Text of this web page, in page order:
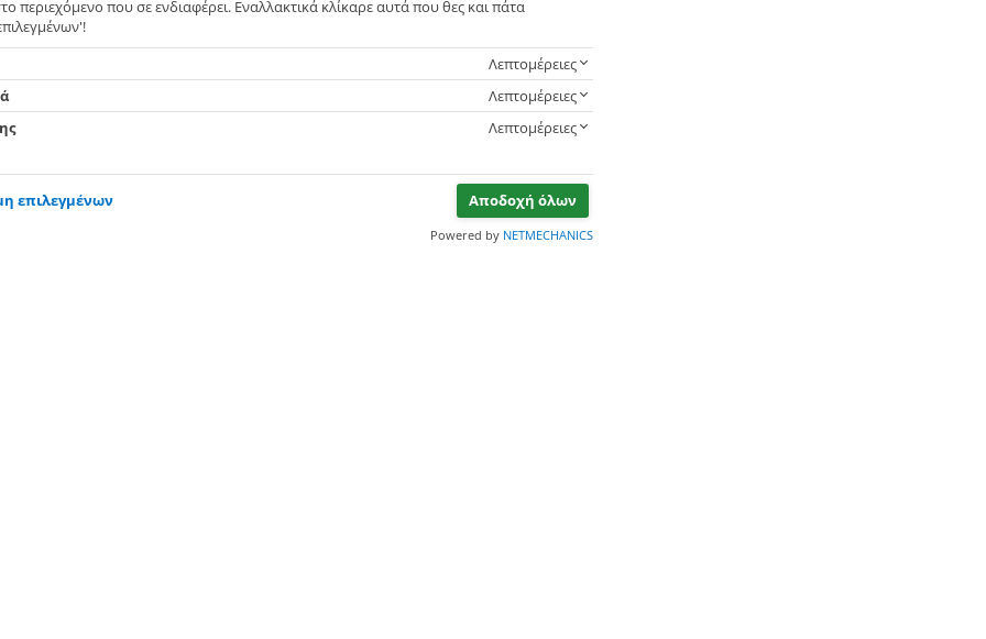
περιεχόμενο που σε ενδιαφέρει. Εναλλακτικά κλίκαρε αυτά που θες και πάτα
Λεπτομέρειες
Λεπτομέρειες
Λεπτομέρειες
επιλεγμένων Αποδοχή όλων
Powered by NETMECHANICS